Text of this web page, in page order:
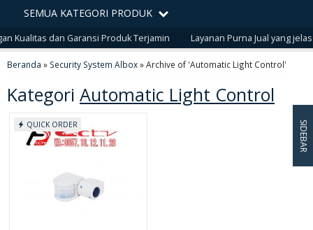
SEMUA KATEGORI PRODUK
Kualitas dan Garansi Produk Terjamin Layanan Purna Jual yang
Beranda » Security System Albox»Archive of 'Automatic Light Control'
Kategori Automatic Light Control
QUICK ORDER SIDEBAR